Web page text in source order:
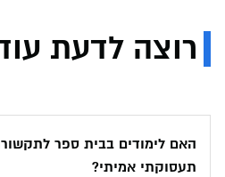
רוצה לדעת
האם לימודים בבית ספר
תעסוקתי אמיתי?